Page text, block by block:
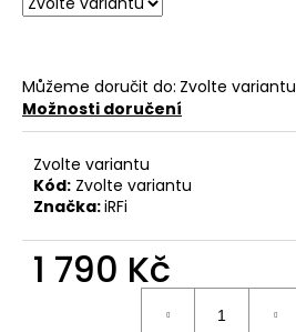
Můžeme doručit do: Zvolte variantu
Možnosti doručení
Zvolte variantu
Kód: Zvolte variantu
Značka:iRFi
1 790 Kč
u
j
e
m
e